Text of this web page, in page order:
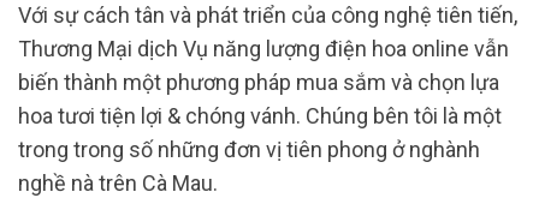
Với sự cách tân và phát triển của công nghệ tiên tiến,
Thương Mại dịch Vụ năng lượng điện hoa online vẫn
biến thành một phương pháp mua sắm và chọn lựa
hoa tươi tiện lợi & chóng vánh. Chúng bên tôi là một
trong trong số những đơn vị tiên phong ở nghành
nghề nà trên Cà Mau.